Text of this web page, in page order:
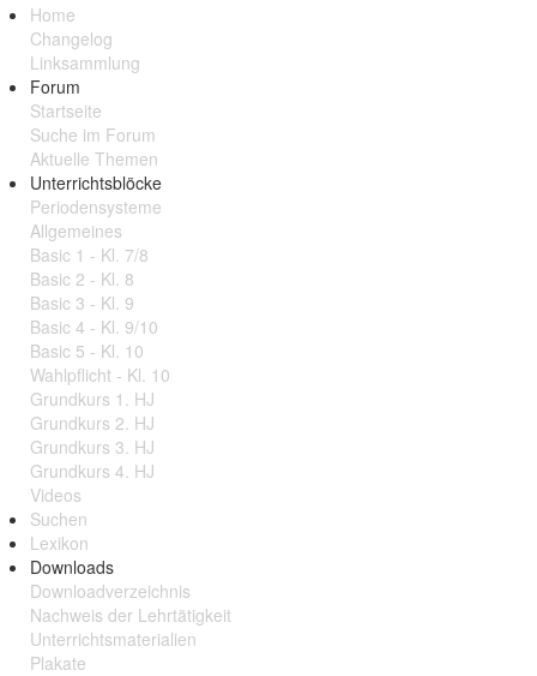
Home
Changelog
Linksammlung
Forum
Startseite
Suche im Forum
Aktuelle Themen
Unterrichtsblöcke
Periodensysteme
Allgemeines
Basic 1 - Kl. 7/8
Basic 2 - Kl. 8
Basic 3 - Kl. 9
Basic 4 - Kl. 9/10
Basic 5 - Kl. 10
Wahlpflicht - Kl. 10
Grundkurs 1. HJ
Grundkurs 2. HJ
Grundkurs 3. HJ
Grundkurs 4. HJ
Videos
Suchen
Lexikon
Downloads
Downloadverzeichnis
Nachweis der Lehrtätigkeit
Unterrichtsmaterialien
Plakate